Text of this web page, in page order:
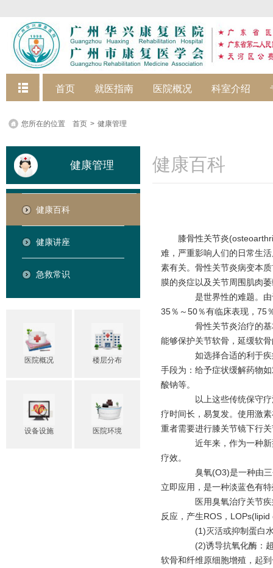
快捷菜单
首页 就医指南 医院概况 科室介绍
您所在的位置 首页 > 健康管理
健康管理
健康百科
健康讲座
急救常识
医院概况 楼层分布
设备设施 医院环境
健康百科
膝骨性关节炎
难，严重影响人们的日常生
素有关。骨性关节炎病变本
膜的炎症以及关节周围肌肉
是世界性的难题。由
35％～50％有临床表现，75
骨性关节炎治疗的基
能够保护关节软骨，延缓软
如选择合适的利于疾
手段为：给予症状缓解药物
酸钠等。
以上这些传统保守疗
疗时间长，易复发。使用激
重者需要进行膝关节镜下行
近年来，作为一种新
疗效。
臭氧(O3)是一种由三
立即应用，是一种淡蓝色有
医用臭氧治疗关节疾
反应，产生ROS，
(1)灭活或抑制蛋白水
(2)诱导抗氧化酶：超
软骨和纤维原细胞增殖，起